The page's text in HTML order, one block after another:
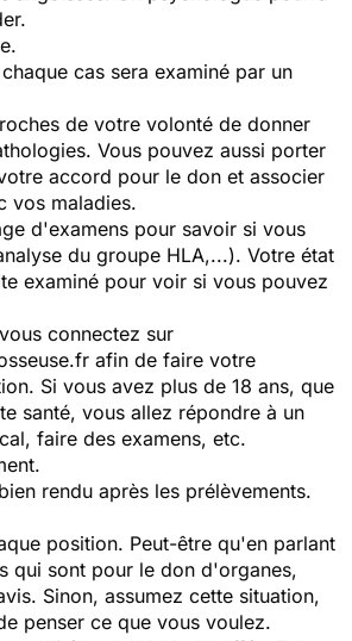
cas sera examiné par un
de votre volonté de donner
Vous pouvez aussi porter
accord pour le don et associer
vos maladies.
d'examens pour savoir si vous
du groupe HLA,...). Votre état
examiné pour voir si vous pouvez
connectez sur
afin de faire votre
Si vous avez plus de 18 ans, que
santé, vous allez répondre à un
faire des examens, etc.
rendu après les prélèvements.
position. Peut-être qu'en parlant
qui sont pour le don d'organes,
Sinon, assumez cette situation,
penser ce que vous voulez.